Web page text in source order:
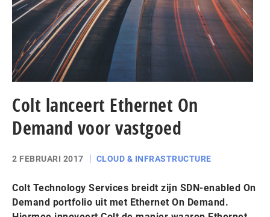
Colt lanceert Ethernet On
Demand voor vastgoed
2 FEBRUARI 2017 CLOUD & INFRASTRUCTURE
Colt Technology Services breidt zijn SDN-enabled On
Demand portfolio uit met Ethernet On Demand.